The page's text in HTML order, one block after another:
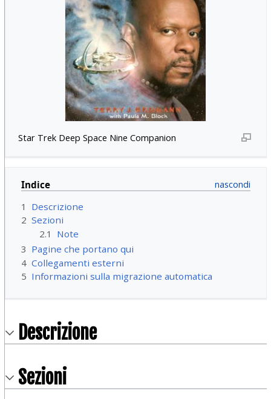
Star Trek Deep Space Nine Companion
Indice
1
Descrizione
2 Sezioni
2.1
Note
3 Pagine che portano qui
4 Collegamenti esterni
5 Informazioni sulla migrazione automatica
Descrizione
Sezioni